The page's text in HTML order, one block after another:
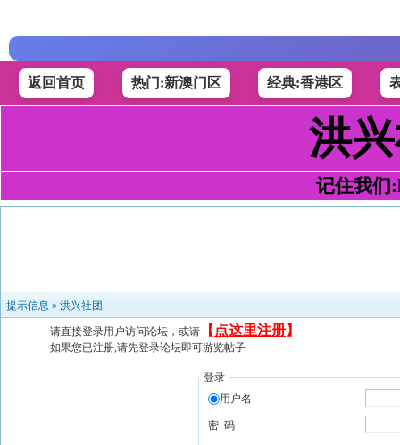
返回首页 热门:新澳门区 经典:香港区
洪
记住我们
提示信息 » 洪兴社团
请直接登录用户访问论坛，或请 【 点这里注册】
如果您已注册,请先登录论坛即可游览帖子
登录
用户名
密 码